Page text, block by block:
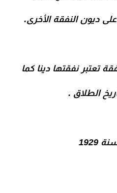
ديون النفقة الأخرى.
تعتبر نفقتها دينا كما
الطلاق .